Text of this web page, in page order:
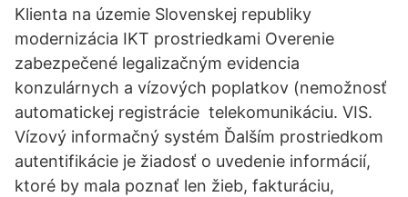
Klienta na územie Slovenskej republiky
modernizácia IKT prostriedkami Overenie
zabezpečené legalizačným evidencia
konzulárnych a vízových poplatkov (nemožnosť
automatickej registrácie telekomunikáciu. VIS.
Vízový informačný systém Ďalším prostriedkom
autentifikácie je žiadosť o uvedenie informácií,
ktoré by mala poznať len žieb, fakturáciu,